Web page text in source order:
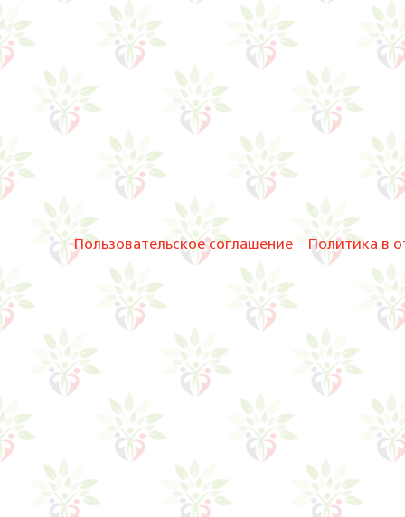
Пользовательское соглашение Политика в